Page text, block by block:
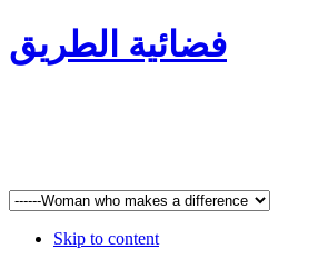
فضائية الطريق
Skip to content